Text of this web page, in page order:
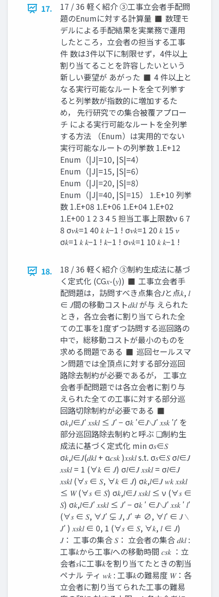
17.
17 / 36 軽く紹介 ③工事立会者手配問
題のEnumに対する計算量 ◼ 数理モ
デルによる手配結果を実業務で運用
したところ，立会者の担当する工事
件 数は3件以下に制限せず，4件以上
割り当てることを許容したいという
新しい要望が あがった ◼ 4 件以上と
なる実行可能なルートを全て列挙す
ると列挙数が指数的に増加するた
め， 先行研究での集合被覆アプロー
チ による実行可能なルートを全列挙
する方法 （Enum）は実用的でない
実行可能なルートの列挙数 1.E+12
Enum（|J|=10, |S|=4）
Enum（|J|=15, |S|=6）
Enum（|J|=20, |S|=8）
Enum（|J|=40, |S|=15） 1.E+10 列挙
数 1.E+08 1.E+06 1.E+04 1.E+02
1.E+00 1 2 3 4 5 担当工事上限数ν 6 7
8 σ𝜈𝑘=1 40 𝑘 𝑘−1 ! σ𝜈𝑘=1 20 𝑘 15 𝜈
σ𝑘=1 𝑘 𝑘−1 ! 𝑘−1 ! σ𝜈𝑘=1 10 𝑘 𝑘−1 !
18.
18 / 36 軽く紹介 ③制約生成法に基づ
く定式化 (CG𝑥-(𝑦)) ◼ 工事立会者手
配問題は，訪問すべき点集合𝐽と点𝑘, 𝑙
∈ 𝐽間の移動コスト𝑑𝑘𝑙 が与 えられた
とき，各立会者に割り当てられた全
ての工事を1度ずつ訪問する巡回路の
中で，総移動コストが最小のものを
求める問題である ◼ 巡回セールスマ
ン問題では全頂点に対する部分巡回
路除去制約が必要であるが， 工事立
会者手配問題では各立会者に割り与
えられた全ての工事に対する部分巡
回路切除制約が必要である ◼
σ𝑘,𝑙∈𝐽′ 𝑥𝑠𝑘𝑙 ≤ 𝐽′ − σ𝑘 ′∈𝐽∖𝐽′ 𝑥𝑠𝑘 ′𝑙′ を
部分巡回路除去制約と呼ぶ ❏制約生
成法に基づく定式化 min σ𝑠∈𝑆
σ𝑘,𝑙∈𝐽(𝑑𝑘𝑙 + α𝑐𝑠𝑘 )𝑥𝑠𝑘𝑙 s.t. σ𝑠∈𝑆 σ𝑙∈𝐽
𝑥𝑠𝑘𝑙 = 1 (∀𝑘 ∈ 𝐽) σ𝑙∈𝐽 𝑥𝑠𝑘𝑙 = σ𝑙∈𝐽
𝑥𝑠𝑘𝑙 (∀𝑠 ∈ 𝑆, ∀𝑘 ∈ 𝐽) σ𝑘,𝑙∈𝐽 𝑤𝑘 𝑥𝑠𝑘𝑙
≤ 𝑊 (∀𝑠 ∈ 𝑆) σ𝑘,𝑙∈𝐽 𝑥𝑠𝑘𝑙 ≤ ν (∀𝑠 ∈
𝑆) σ𝑘,𝑙∈𝐽′ 𝑥𝑠𝑘𝑙 ≤ 𝐽′ − σ𝑘 ′ ∈𝐽∖𝐽′ 𝑥𝑠𝑘 ′ 𝑙′
(∀𝑠 ∈ 𝑆, ∀𝐽′ ⊊ 𝐽, 𝐽′ ≠ ∅, ∀𝑙′ ∈ 𝐽 ∖
𝐽′ ) 𝑥𝑠𝑘𝑙 ∈ 0, 1 (∀𝑠 ∈ 𝑆, ∀𝑘, 𝑙 ∈ 𝐽)
𝐽： 工事の集合 𝑆： 立会者の集合 𝑑𝑘𝑙 :
工事𝑘から工事𝑙への移動時間 𝑐𝑠𝑘 ：立
会者𝑠に工事𝑘を割り当てたときの割当
ペナル ティ 𝑤𝑘 : 工事𝑘の難易度 𝑊：各
立会者に割り当てられた工事の難易